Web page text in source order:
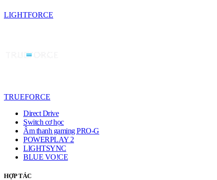
LIGHTFORCE
TRUEFORCE
Direct Drive
Switch cơ học
Âm thanh gaming PRO-G
POWERPLAY 2
LIGHTSYNC
BLUE VO!CE
HỢP TÁC